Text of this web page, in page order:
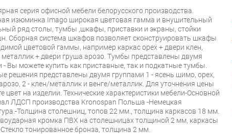
серия офисной мебели белорусского производства.
изюминка Imago широкая цветовая гамма и внушительный
ряд столы, тумбы ,шкафы, приставки и экраны, стойки
Сборная система шкафов позволяет сконструировать шкафы
цветовой гаммы, например каркас орех + двери клен,
металлик + двери груша арозо. Тумбы представлены двумя
- Вы можете купить как приставные, так и подкатные тумбы.
решения представлены двумя группами 1 - ясень шимо, орех,
2 - клен/металлик и венге/металлик. Для уточнения цены
цвет на изделии. Технические характеристики мебели-Основной
ЛДСП производства Kronospan Польша -Немецкая
Толщина столешниц, топов 22 мм., толщина каркасов 18 мм.
кромка ПВХ на столешницах толщиной 2 мм, каркасы
тонированное бронза, толщина 2 мм.